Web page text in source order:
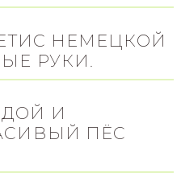
НЕМЕЦКОЙ
РУКИ.
И
ПЁС